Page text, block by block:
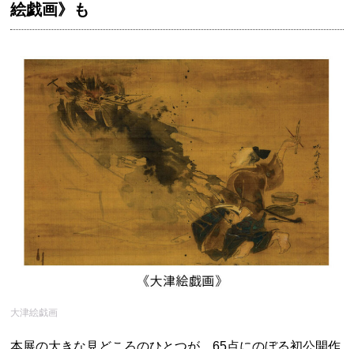
絵戯画》も
大津絵戯画
本展の大きな見どころのひとつが、65点にのぼる初公開作